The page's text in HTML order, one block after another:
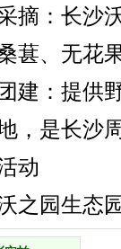
摘‌：长沙
葚、无花
建‌：提供
，是长沙
动
之园生态